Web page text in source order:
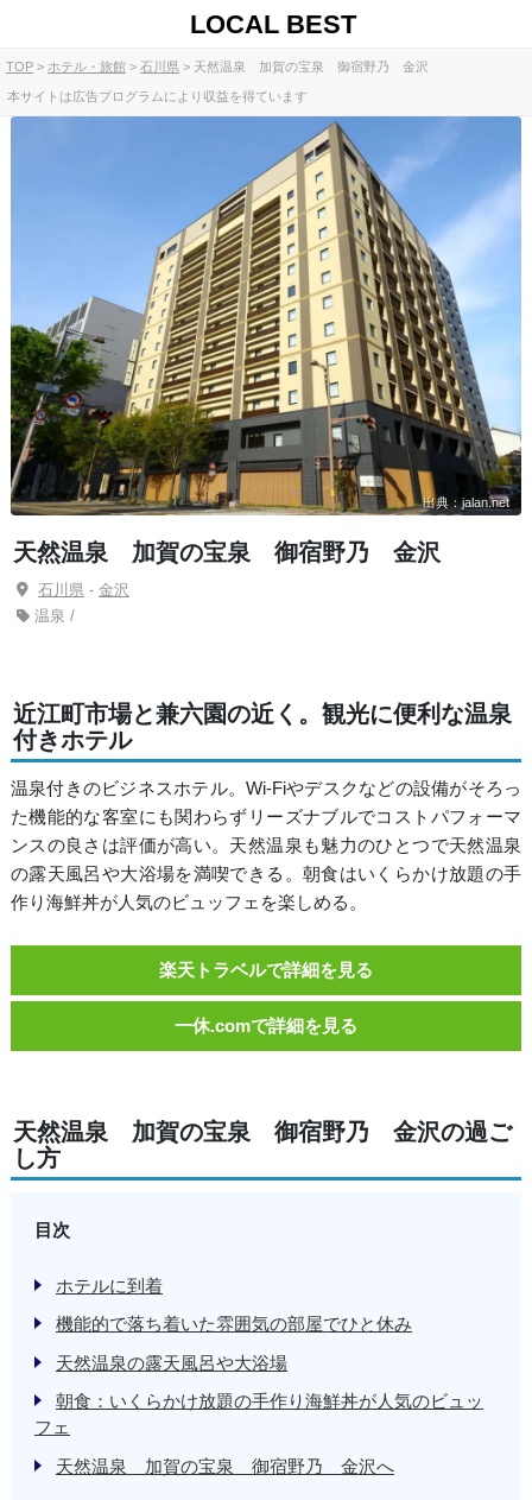
LOCAL BEST
TOP ホテル・旅館 石川県 天然温泉 加賀の宝泉 御宿野乃 金沢
本サイトは広告プログラムにより収益を得ています
出典：jalan.net
天然温泉 加賀の宝泉 御宿野乃 金沢
石川県- 金沢
温泉 /
近江町市場と兼六園の近く。観光に便利な温泉
付きホテル
温泉付きのビジネスホテル。Wi-Fiやデスクなどの設備がそろっ
た機能的な客室にも関わらずリーズナブルでコストパフォーマ
ンスの良さは評価が高い。天然温泉も魅力のひとつで天然温泉
の露天風呂や大浴場を満喫できる。朝食はいくらかけ放題の手
作り海鮮丼が人気のビュッフェを楽しめる。
楽天トラベルで詳細を見る
一休.comで詳細を見る
天然温泉 加賀の宝泉 御宿野乃 金沢の過ご
し方
目次
ホテルに到着
機能的で落ち着いた雰囲気の部屋でひと休み
天然温泉の露天風呂や大浴場
朝食：いくらかけ放題の手作り海鮮丼が人気のビュッ
フェ
天然温泉 加賀の宝泉 御宿野乃 金沢へ